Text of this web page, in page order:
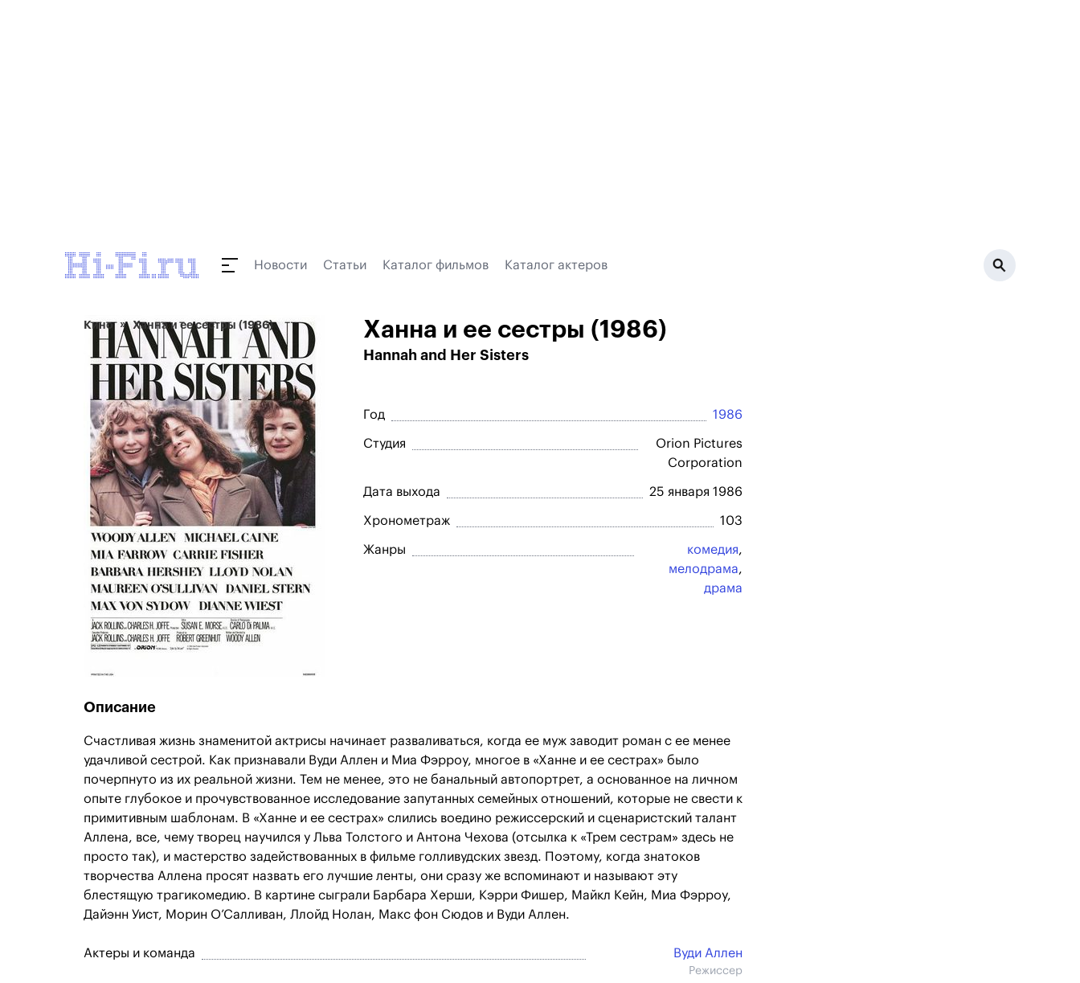
Новости Статьи Каталог фильмов Каталог актеров
Кино Ханна и ее сестры (1986) Ханна и ее сестры (1986)
Hannah and Her Sisters
Год 1986
Студия
Orion Pictures
Corporation
Дата выхода 25 января 1986
Хронометраж 103
Жанры комедия,
мелодрама,
драма
Описание
Счастливая жизнь знаменитой актрисы начинает разваливаться, когда ее муж заводит роман с ее менее
удачливой сестрой. Как признавали Вуди Аллен и Миа Фэрроу, многое в «Ханне и ее сестрах» было
почерпнуто из их реальной жизни. Тем не менее, это не банальный автопортрет, а основанное на личном
опыте глубокое и прочувствованное исследование запутанных семейных отношений, которые не свести к
примитивным шаблонам. В «Ханне и ее сестрах» слились воедино режиссерский и сценаристский талант
Аллена, все, чему творец научился у Льва Толстого и Антона Чехова (отсылка к «Трем сестрам» здесь не
просто так), и мастерство задействованных в фильме голливудских звезд. Поэтому, когда знатоков
творчества Аллена просят назвать его лучшие ленты, они сразу же вспоминают и называют эту
блестящую трагикомедию. В картине сыграли Барбара Херши, Кэрри Фишер, Майкл Кейн, Миа Фэрроу,
Дайэнн Уист, Морин О’Салливан, Ллойд Нолан, Макс фон Сюдов и Вуди Аллен.
Актеры и команда Вуди Аллен
Режиссер